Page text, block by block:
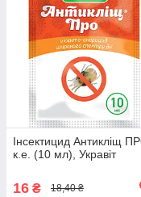
Інсектицид Антикліщ
к.е. (10 мл), Укравіт
16 ₴ 18,40 ₴